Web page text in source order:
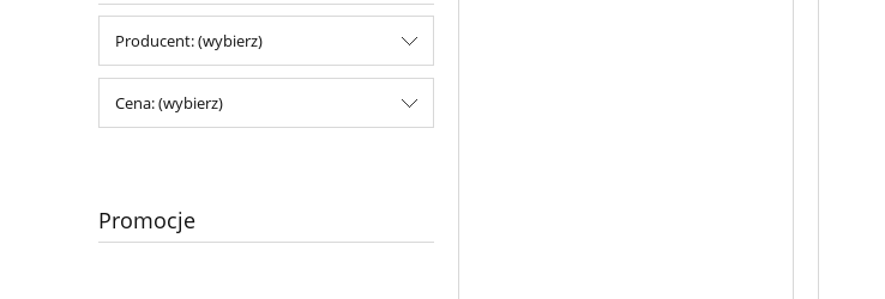
Producent: (wybierz)
Cena: (wybierz)
Promocje